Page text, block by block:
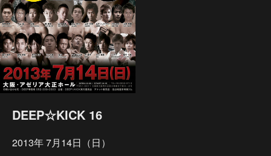
DEEP☆KICK 16
2013年 7月14日（日）